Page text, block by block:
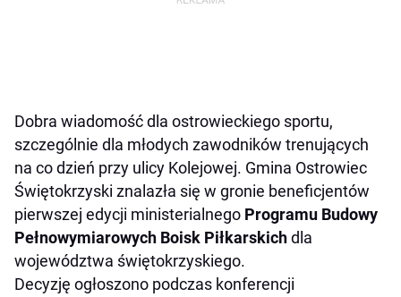
Dobra wiadomość dla ostrowieckiego sportu,
szczególnie dla młodych zawodników trenujących
na co dzień przy ulicy Kolejowej. Gmina Ostrowiec
Świętokrzyski znalazła się w gronie beneficjentów
pierwszej edycji ministerialnego Programu Budowy
Pełnowymiarowych Boisk Piłkarskichdla
województwa świętokrzyskiego.
Decyzję ogłoszono podczas konferencji